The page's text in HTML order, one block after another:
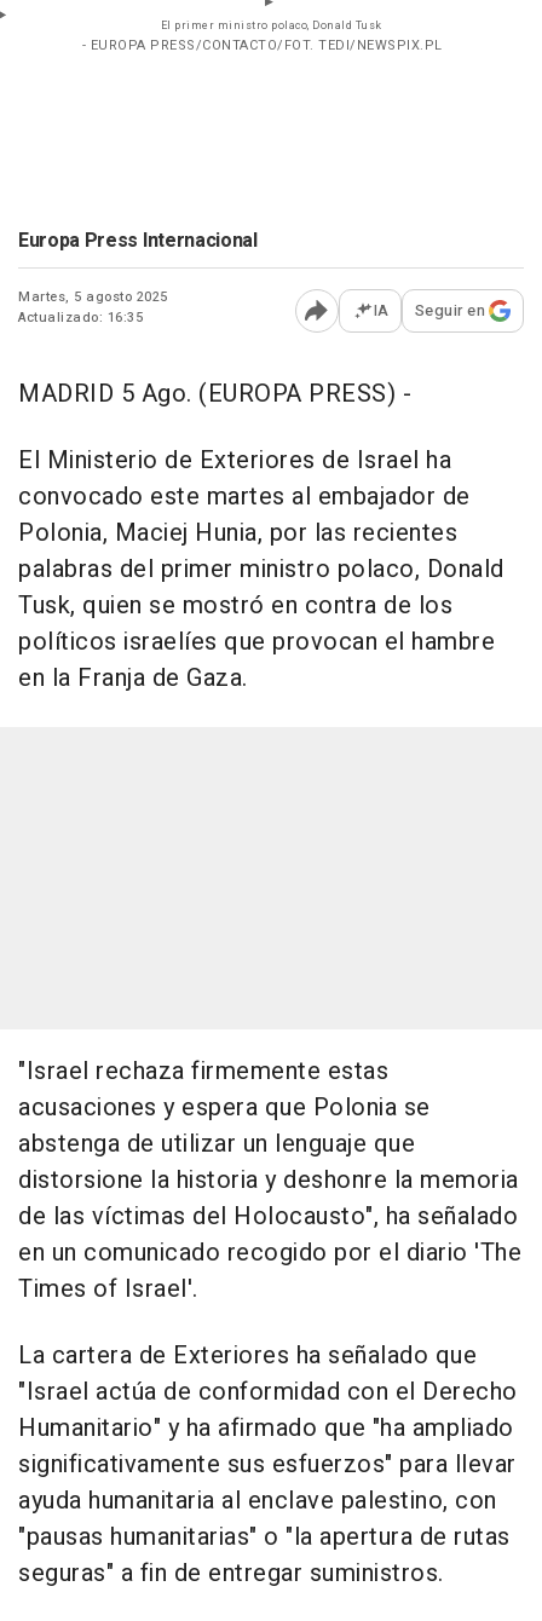
El primer ministro polaco, Donald Tusk
- EUROPA PRESS/CONTACTO/FOT. TEDI/NEWSPIX.PL
Europa Press Internacional
Martes, 5 agosto 2025
Actualizado: 16:35
Abrir opciones para
IA Seguir en
MADRID 5 Ago. (EUROPA PRESS) -
El Ministerio de Exteriores de Israel ha
convocado este martes al embajador de
Polonia, Maciej Hunia, por las recientes
palabras del primer ministro polaco, Donald
Tusk, quien se mostró en contra de los
políticos israelíes que provocan el hambre
en la Franja de Gaza.
"Israel rechaza firmemente estas
acusaciones y espera que Polonia se
abstenga de utilizar un lenguaje que
distorsione la historia y deshonre la memoria
de las víctimas del Holocausto", ha señalado
en un comunicado recogido por el diario 'The
Times of Israel'.
La cartera de Exteriores ha señalado que
"Israel actúa de conformidad con el Derecho
Humanitario" y ha afirmado que "ha ampliado
significativamente sus esfuerzos" para llevar
ayuda humanitaria al enclave palestino, con
"pausas humanitarias" o "la apertura de rutas
seguras" a fin de entregar suministros.